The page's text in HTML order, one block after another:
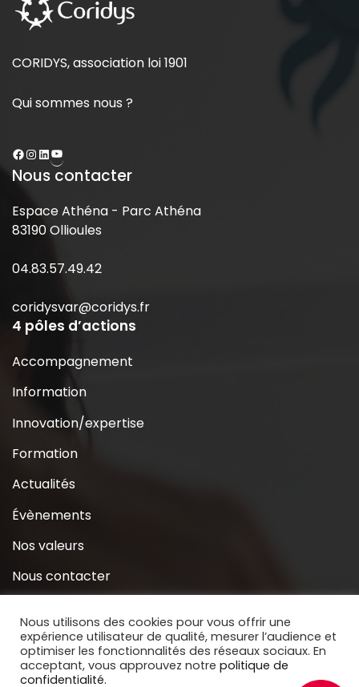
CORIDYS, association loi 1901
Qui sommes nous ?
Nous contacter
Espace Athéna - Parc Athéna
83190 Ollioules
04.83.57.49.42
coridysvar@coridys.fr
4 pôles d’actions
Accompagnement
Information
Innovation/expertise
Formation
Actualités
Évènements
Nos valeurs
Nous contacter
S’inscrire à la Newsletter
Nous soutenir
Nous utilisons des cookies pour vous offrir une
expérience utilisateur de qualité, mesurer l’audience et
optimiser les fonctionnalités des réseaux sociaux. En
acceptant, vous approuvez notre politique de
confidentialité.